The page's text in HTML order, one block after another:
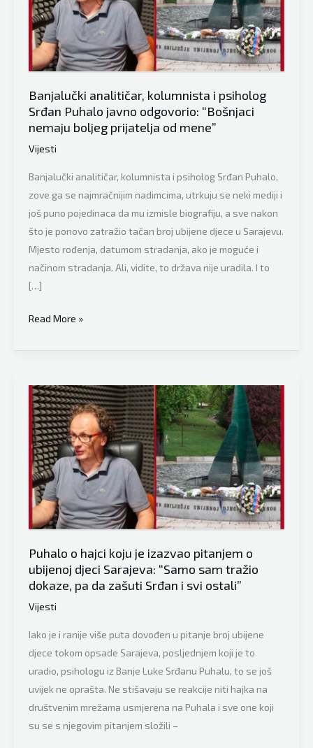
Banjalučki analitičar, kolumnista i psiholog
Srđan Puhalo javno odgovorio: “Bošnjaci
nemaju boljeg prijatelja od mene”
Vijesti
Banjalučki analitičar, kolumnista i psiholog Srđan Puhalo,
zove ga se najmračnijim nadimcima, utrkuju se neki mediji i
još puno pojedinaca da mu izmisle biografiju, a sve nakon
što je ponovo zatražio tačan broj ubijene djece u Sarajevu.
Mjesto rođenja, datumom stradanja, ako je moguće i
načinom stradanja. Ali, vidite, to država nije uradila. I to
[…]
Banjalučki
kolumnista
psiholog
Srđan
Puhalo
javno
odgovorio:
“Bošnjaci
nemaju
boljeg
od
mene”
Read More »
Puhalo o hajci koju je izazvao pitanjem o
ubijenoj djeci Sarajeva: “Samo sam tražio
dokaze, pa da zašuti Srđan i svi ostali”
Vijesti
Iako je i ranije više puta dovođen u pitanje broj ubijene
djece tokom opsade Sarajeva, posljednjem koji je to
uradio, psihologu iz Banje Luke Srđanu Puhalu, to se još
uvijek ne oprašta. Ne stišavaju se reakcije niti hajka na
društvenim mrežama usmjerena na Puhala i sve one koji
su se s njegovim pitanjem složili –